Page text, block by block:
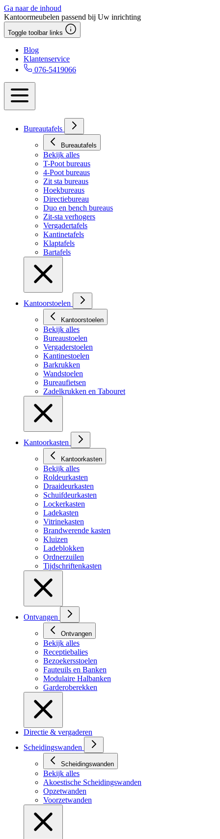
Ga naar de inhoud
Kantoormeubelen passend bij Uw inrichting
Toggle toolbar links
Blog
Klantenservice
076-5419066
Bureautafels
Bureautafels
Bekijk alles
T-Poot bureaus
4-Poot bureaus
Zit sta bureaus
Hoekbureaus
Directiebureau
Duo en bench bureaus
Zit-sta verhogers
Vergadertafels
Kantinetafels
Klaptafels
Bartafels
Kantoorstoelen
Kantoorstoelen
Bekijk alles
Bureaustoelen
Vergaderstoelen
Kantinestoelen
Barkrukken
Wandstoelen
Bureaufietsen
Zadelkrukken en Tabouret
Kantoorkasten
Kantoorkasten
Bekijk alles
Roldeurkasten
Draaideurkasten
Schuifdeurkasten
Lockerkasten
Ladekasten
Vitrinekasten
Brandwerende kasten
Kluizen
Ladeblokken
Ordnerzuilen
Tijdschriftenkasten
Ontvangen
Ontvangen
Bekijk alles
Receptiebalies
Bezoekersstoelen
Fauteuils en Banken
Modulaire Halbanken
Garderoberekken
Directie & vergaderen
Scheidingswanden
Scheidingswanden
Bekijk alles
Akoestische Scheidingswanden
Opzetwanden
Voorzetwanden